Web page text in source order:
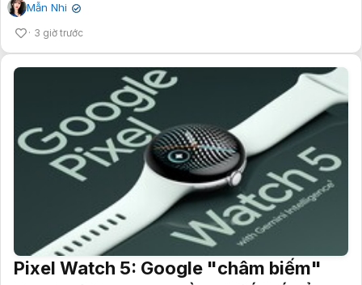
Mẫn Nhi ✔
3 giờ trước
Pixel Watch 5: Google "châm biếm"